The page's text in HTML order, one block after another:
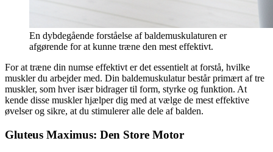
En dybdegående forståelse af baldemuskulaturen er
afgørende for at kunne træne den mest effektivt.
For at træne din numse effektivt er det essentielt at forstå, hvilke
muskler du arbejder med. Din baldemuskulatur består primært af tre
muskler, som hver især bidrager til form, styrke og funktion. At
kende disse muskler hjælper dig med at vælge de mest effektive
øvelser og sikre, at du stimulerer alle dele af balden.
Gluteus Maximus: Den Store Motor